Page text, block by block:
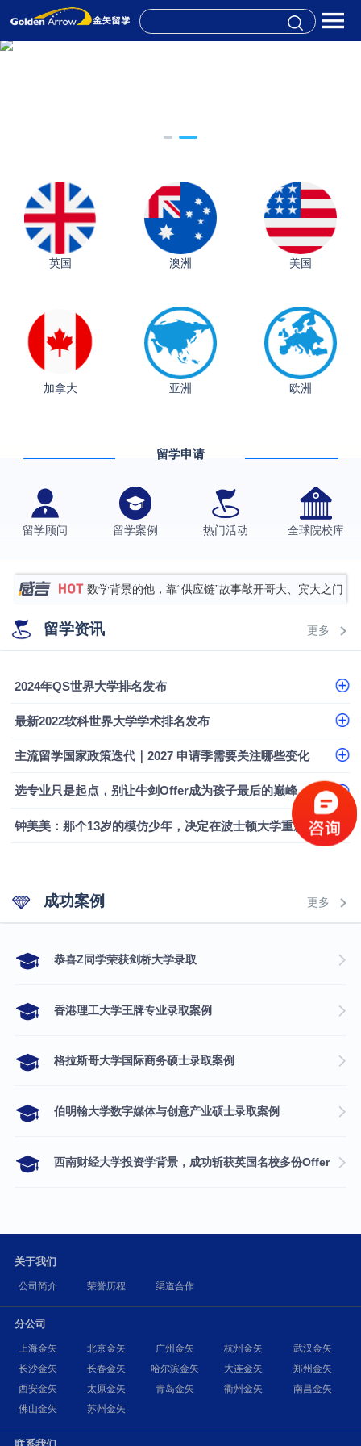
英国 澳洲 美国
加拿大 亚洲 欧洲
留学申请
留学顾问 留学案例 热门活动 全球院校库
从上海财大2+2到谢菲尔德：低均分逆袭QS百强金
伯明翰大学数字媒体与创意产业硕士录取案例
西南财经大学投资学背景，成功斩获英国名校多份
硕士录取
数学背景的他，靠“供应链”故事敲开哥大、宾大之门
专科逆袭伦敦大学学院UCL录取案例解析
香港浸会大学伦理与公共事务硕士录取
留学资讯 更多
2024年QS世界大学排名发布
最新2022软科世界大学学术排名发布
主流留学国家政策迭代｜2027 申请季需要关注哪些变化
选专业只是起点，别让牛剑Offer成为孩子最后的巅峰
钟美美：那个13岁的模仿少年，决定在波士顿大学重新定义自己
成功案例 更多
​恭喜Z同学荣获剑桥大学录取
香港理工大学王牌专业录取案例
格拉斯哥大学国际商务硕士录取案例
伯明翰大学数字媒体与创意产业硕士录取案例
西南财经大学投资学背景，成功斩获英国名校多份Offer
关于我们
公司简介 荣誉历程 渠道合作
分公司
上海金矢 北京金矢 广州金矢 杭州金矢
武汉金矢
长沙金矢
长春金矢 哈尔滨金矢 大连金矢
郑州金矢
西安金矢
太原金矢 青岛金矢 衢州金矢
南昌金矢
佛山金矢
苏州金矢